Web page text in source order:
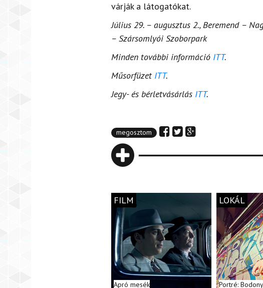
várják a látogatókat.
Július 29. – augusztus 2.,Beremend –
– Szársomlyói Szoborpark
Minden további információ ITT.
Műsorfüzet ITT.
Jegy- és bérletvásárlás ITT.
megosztom
FILM
Apró mesék
LOKÁL
Portré: